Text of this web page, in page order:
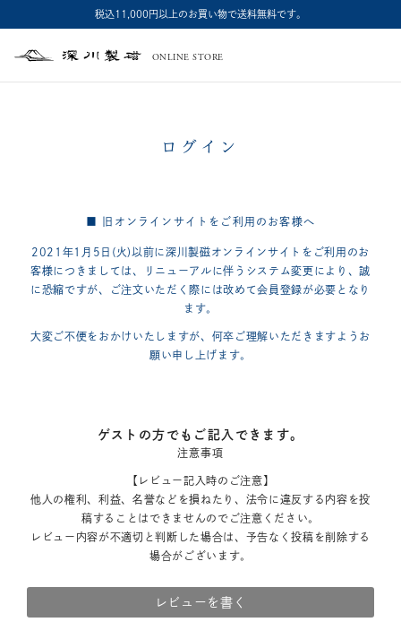
税込11,000円以上のお買い物で送料無料です。
深
製
ONLINE STORE
ログイン
■ 旧オンラインサイトをご利用のお客様へ
2021年1月5日(火)以前に深川製磁オンラインサイトをご利用のお
客様につきましては、
リニューアルに伴うシステム変更により、誠
に恐縮ですが、
ご注文いただく際には改めて会員登録が必要となり
ます。
大変ご不便をおかけいたしますが、何卒ご理解いただきますようお
願い申し上げます。
ゲストの方でもご記入できます。
注意事項
【レビュー記入時のご注意】
他人の権利、利益、名誉などを損ねたり、法令に違反する内容を投
稿することはできませんのでご注意ください。
レビュー内容が不適切と判断した場合は、予告なく投稿を削除する
場合がございます。
レビューを書く